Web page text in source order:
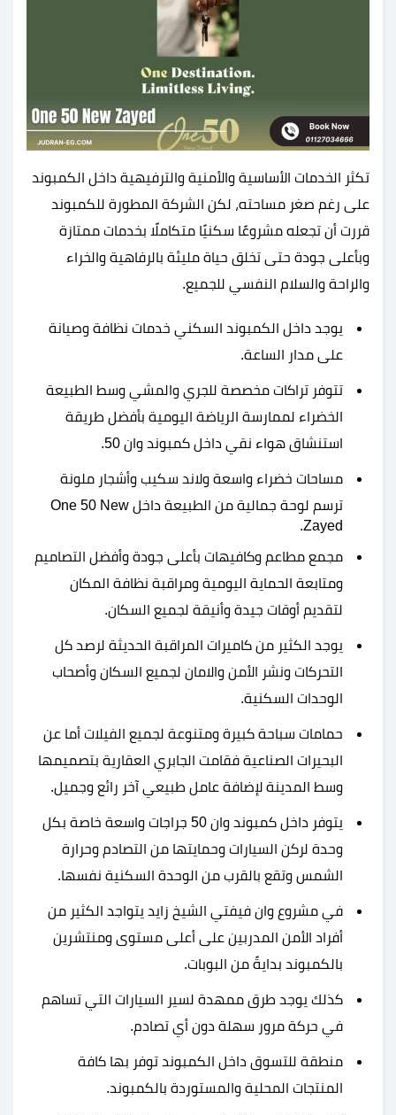
تكثر الخدمات الأساسية والأمنية والترفيهية داخل الكمبوند
على رغم صغر مساحته، لكن الشركة المطورة للكمبوند
قررت أن تجعله مشروعًا سكنيًا متكاملًا بخدمات ممتازة
وبأعلى جودة حتى تخلق حياة مليئة بالرفاهية والخراء
والراحة والسلام النفسي للجميع.
يوجد داخل الكمبوند السكني خدمات نظافة وصيانة
على مدار الساعة.
تتوفر تراكات مخصصة للجري والمشي وسط الطبيعة
الخضراء لممارسة الرياضة اليومية بأفضل طريقة
استنشاق هواء نقي داخل كمبوند وان 50.
مساحات خضراء واسعة ولاند سكيب وأشجار ملونة
ترسم لوحة جمالية من الطبيعة داخل One 50 New
Zayed.
مجمع مطاعم وكافيهات بأعلى جودة وأفضل التصاميم
ومتابعة الحماية اليومية ومراقبة نظافة المكان
لتقديم أوقات جيدة وأنيقة لجميع السكان.
يوجد الكثير من كاميرات المراقبة الحديثة لرصد كل
التحركات ونشر الأمن والامان لجميع السكان وأصحاب
الوحدات السكنية.
حمامات سباحة كبيرة ومتنوعة لجميع الفيلات أما عن
البحيرات الصناعية فقامت الجابري العقارية بتصميمها
وسط المدينة لإضافة عامل طبيعي آخر رائع وجميل.
يتوفر داخل كمبوند وان 50 جراجات واسعة خاصة بكل
وحدة لركن السيارات وحمايتها من التصادم وحرارة
الشمس وتقع بالقرب من الوحدة السكنية نفسها.
في مشروع وان فيفتي الشيخ زايد يتواجد الكثير من
أفراد الأمن المدربين على أعلى مستوى ومنتشرين
بالكمبوند بدايةً من البوبات.
كذلك يوجد طرق ممهدة لسير السيارات التي تساهم
في حركة مرور سهلة دون أي تصادم.
منطقة للتسوق داخل الكمبوند توفر بها كافة
المنتجات المحلية والمستوردة بالكمبوند.